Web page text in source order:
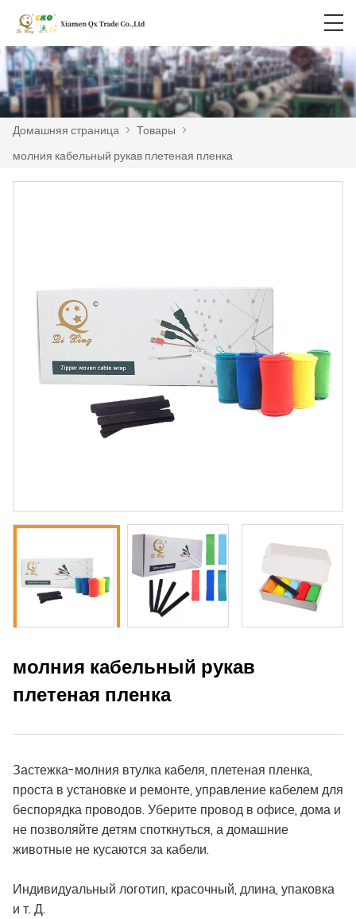
Домашняя страница > Товары >
молния кабельный рукав плетеная пленка
молния кабельный рукав
плетеная пленка
Застежка-молния втулка кабеля, плетеная пленка,
проста в установке и ремонте, управление кабелем для
беспорядка проводов. Уберите провод в офисе, дома и
не позволяйте детям споткнуться, а домашние
животные не кусаются за кабели.
Индивидуальный логотип, красочный, длина, упаковка
и т. Д.